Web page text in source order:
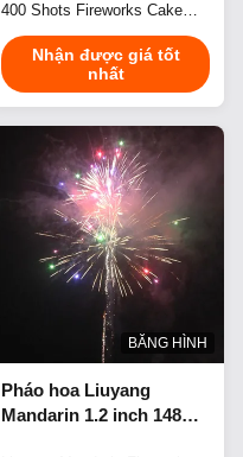
400 Shots Fireworks Cake
New Item Cake Fireworks
Pyrotechnics Perfect for
weddings, celebrations,
city celebrations, and
birthdays. Elevate any
occasion with stunning
pyrotechnic displays that
create unforgettable visual
experiences. ...
Nhận được giá tốt
nhất
BĂNG HÌNH
Pháo hoa Liuyang
Mandarin 1.2 inch 148